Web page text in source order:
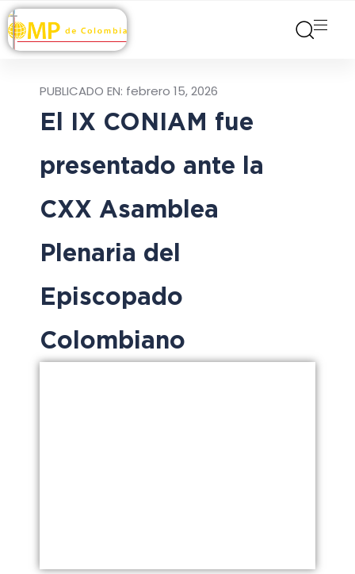
PUBLICADO EN: febrero 15, 2026
El IX CONIAM fue
presentado ante la
CXX Asamblea
Plenaria del
Episcopado
Colombiano